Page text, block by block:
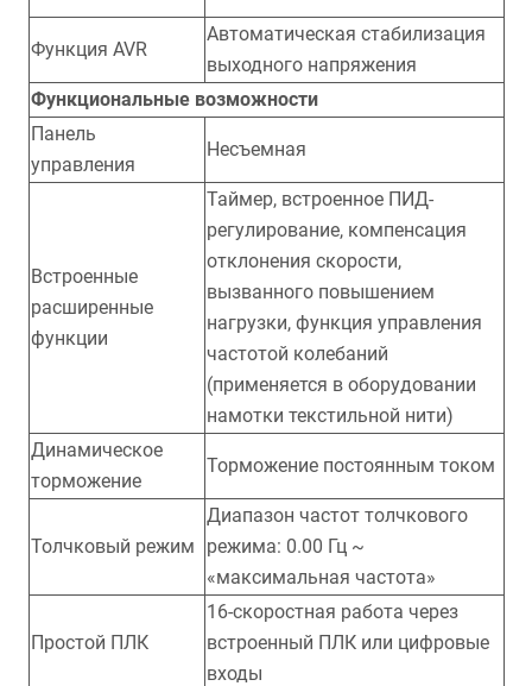
Функция AVR
Автоматическая стабилизация
выходного напряжения
Функциональные возможности
Панель
управления
Несъемная
Встроенные
расширенные
функции
Таймер, встроенное ПИД-
регулирование, компенсация
отклонения скорости,
вызванного повышением
нагрузки, функция управления
частотой колебаний
(применяется в оборудовании
намотки текстильной нити)
Динамическое
торможение
Торможение постоянным током
Толчковый режим
Диапазон частот толчкового
режима: 0.00 Гц ~
«максимальная частота»
Простой ПЛК
16-скоростная работа через
встроенный ПЛК или цифровые
входы